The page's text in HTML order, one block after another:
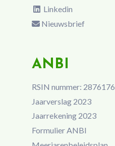
Linkedin
Nieuwsbrief
ANBI
RSIN nummer: 2876176
Jaarverslag 2023
Jaarrekening 2023
Formulier ANBI